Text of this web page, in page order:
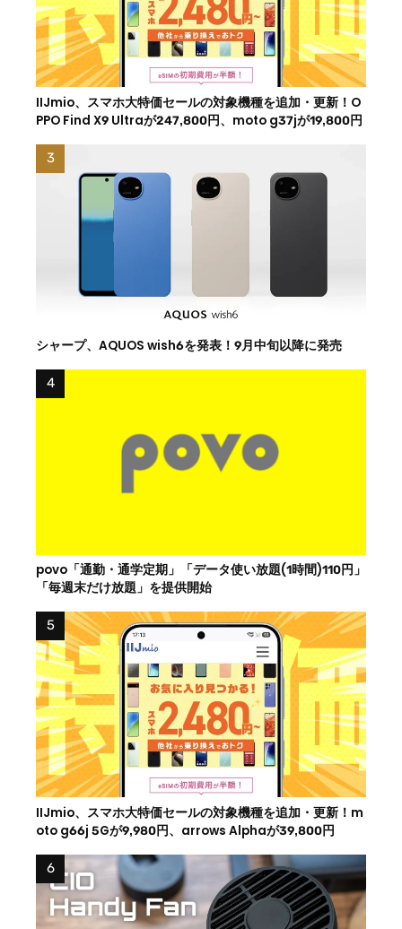
IIJmio、スマホ大特価セールの対象機種を追加・更新！O
PPO Find X9 Ultraが247,800円、moto g37jが19,800円
シャープ、AQUOS wish6を発表！9月中旬以降に発売
povo「通勤・通学定期」「データ使い放題(1時間)110円」
「毎週末だけ放題」を提供開始
IIJmio、スマホ大特価セールの対象機種を追加・更新！m
oto g66j 5Gが9,980円、arrows Alphaが39,800円